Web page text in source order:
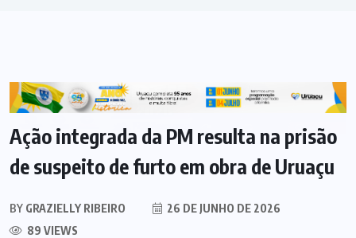
POLICIAL NORTE GOIANO URUAÇU
Ação integrada da PM resulta na prisão
de suspeito de furto em obra de Uruaçu
BY GRAZIELLY RIBEIRO
26 DE JUNHO DE 2026
89 VIEWS